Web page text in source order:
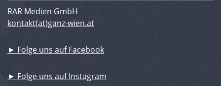
RAR Medien GmbH
kontakt(at)ganz-wien.at
► Folge uns auf Facebook
► Folge uns auf Instagram